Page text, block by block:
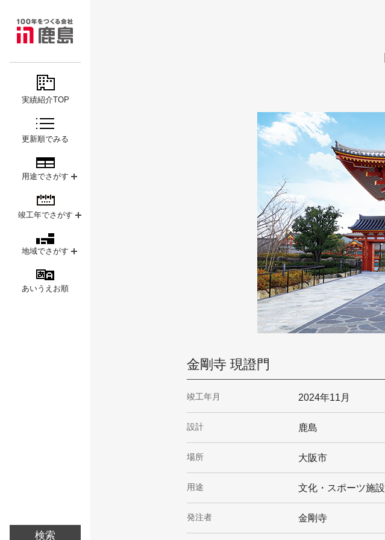
PROJECTS
実績紹介TOP
更新順でみる
用途でさがす
竣工年でさがす
地域でさがす
あいうえお順
金剛寺 現證門
竣工年月 2024年11月
設計 鹿島
場所 大阪市
用途 文化・スポーツ施設
発注者 金剛寺